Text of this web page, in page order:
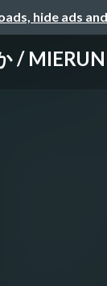
hide ads
/